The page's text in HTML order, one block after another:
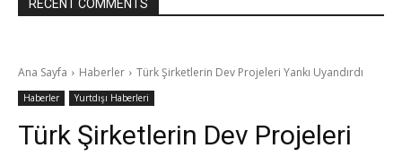
RECENT COMMENTS